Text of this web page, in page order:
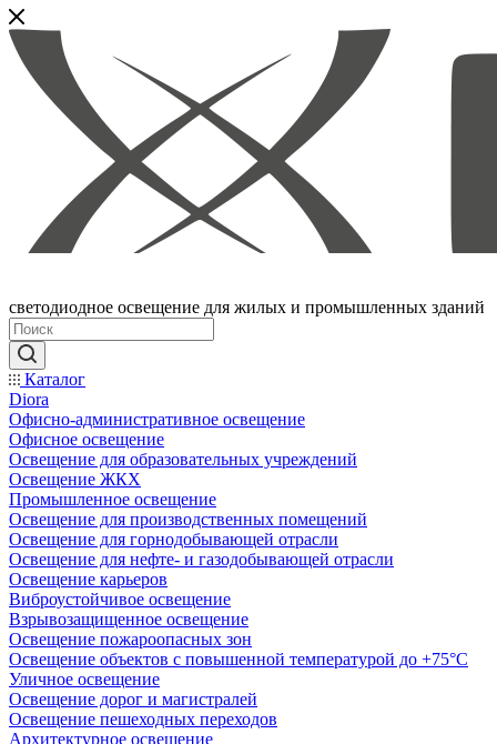
светодиодное освещение для жилых и промышленных зданий
Каталог
Diora
Офисно-административное освещение
Офисное освещение
Освещение для образовательных учреждений
Освещение ЖКХ
Промышленное освещение
Освещение для производственных помещений
Освещение для горнодобывающей отрасли
Освещение для нефте- и газодобывающей отрасли
Освещение карьеров
Виброустойчивое освещение
Взрывозащищенное освещение
Освещение пожароопасных зон
Освещение объектов с повышенной температурой до +75°C
Уличное освещение
Освещение дорог и магистралей
Освещение пешеходных переходов
Архитектурное освещение